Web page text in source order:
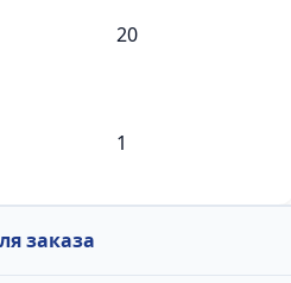
20
1
заказа